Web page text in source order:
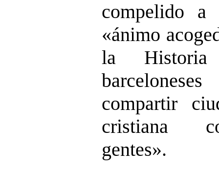
compelido a
«ánimo
la
compartir
cristiana
gentes».